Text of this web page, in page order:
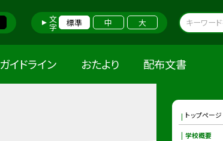
文字 標準 中 大
ガイドライン おたより 配布文書
トップページ
学校概要